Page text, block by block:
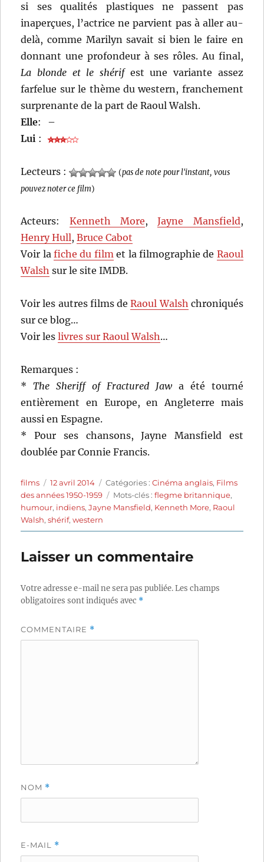
si ses qualités plastiques ne passent pas
inaperçues, l’actrice ne parvient pas à aller au-
delà, comme Marilyn savait si bien le faire en
donnant une profondeur à ses rôles. Au final,
La blonde et le shérifest une variante assez
farfelue sur le thème du western, franchement
surprenante de la part de Raoul Walsh.
Elle:
–
Lui :
Lecteurs : (pas de note pour l'instant, vous
pouvez noter ce film)
Acteurs: Kenneth More,Jayne Mansfield,
Henry Hull,Bruce Cabot
Voir lafiche du filmet la filmographie de Raoul
Walsh sur le site IMDB.
Voir les autres films deRaoul Walsh chroniqués
sur ce blog…
Voir leslivres sur Raoul Walsh…
Remarques :
*The Sheriff of Fractured Jawa été tourné
entièrement en Europe, en Angleterre mais
aussi en Espagne.
* Pour ses chansons, Jayne Mansfield est
doublée par Connie Francis.
Auteur
films
Publié
le
12 avril 2014 Catégories
Catégories :Cinéma anglais, Films
des années 1950-1959
Étiquettes
Mots-clés :flegme britannique,
humour, indiens,Jayne Mansfield, Kenneth More, Raoul
Walsh,shérif,western
Laisser un commentaire
Votre adresse e-mail ne sera pas publiée.Les champs
obligatoires sont indiqués avec *
COMMENTAIRE *
NOM *
E-MAIL *